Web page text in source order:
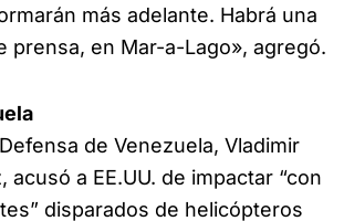
más adelante. Habrá una
prensa, en Mar-a-Lago», agregó.
de Venezuela, Vladimir
acusó a EE.UU. de impactar “con
disparados de helicópteros